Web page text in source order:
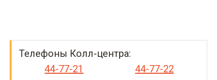
Телефоны Колл-центра:
44-77-21
44-77-22